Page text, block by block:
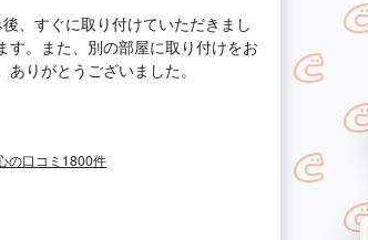
、すぐに取り付けていただきまし
。また、別の部屋に取り付けをお
りがとうございました。
口コミ1800件